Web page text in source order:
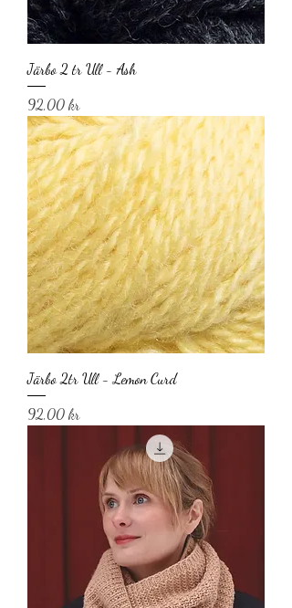
Järbo 2 tr Ull - Ash
Pris
92,00 kr
Järbo 2tr Ull - Lemon Curd
Pris
92,00 kr